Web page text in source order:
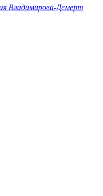
Владимирова-Демерт